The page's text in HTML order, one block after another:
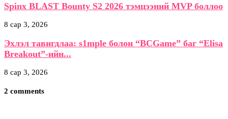
Spinx BLAST Bounty S2 2026 тэмцээний MVP боллоо
8 сар 3, 2026
Эхлэл тавигдлаа: s1mple болон “BCGame” баг “Elisa
Breakout”-ийн...
8 сар 3, 2026
2 comments